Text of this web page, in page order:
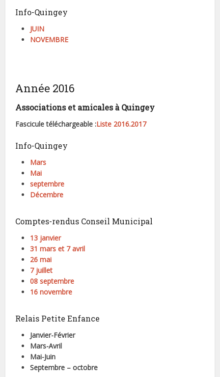
Info-Quingey
JUIN
NOVEMBRE
Année 2016
Associations et amicales à Quingey
Fascicule téléchargeable :Liste 2016.2017
Info-Quingey
Mars
Mai
septembre
Décembre
Comptes-rendus Conseil Municipal
13 janvier
31 mars et 7 avril
26 mai
7 juillet
08 septembre
16 novembre
Relais Petite Enfance
Janvier-Février
Mars-Avril
Mai-Juin
Septembre – octobre